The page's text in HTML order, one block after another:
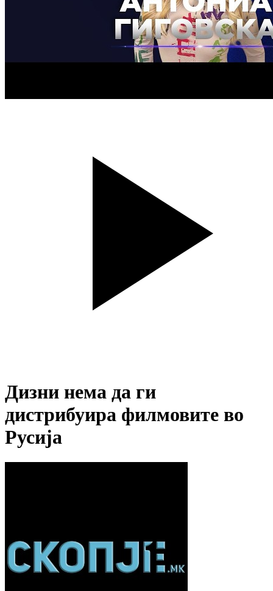
Дизни нема да ги
дистрибуира филмовите во
Русија